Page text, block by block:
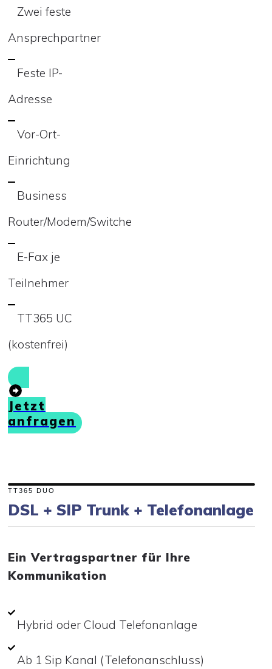
Zwei feste
Ansprechpartner
Feste IP-
Adresse
Vor-Ort-
Einrichtung
Business
Router/Modem/Switche
E-Fax je
Teilnehmer
TT365 UC
(kostenfrei)
Jetzt
anfragen
TT365 DUO
DSL + SIP Trunk + Telefonanlage
Ein Vertragspartner für Ihre
Kommunikation
Hybrid oder Cloud Telefonanlage
Ab 1 Sip Kanal (Telefonanschluss)